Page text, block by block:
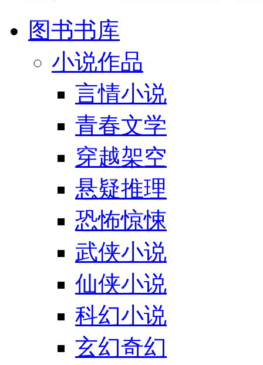
图书书库
小说作品
言情小说
青春文学
穿越架空
悬疑推理
恐怖惊悚
武侠小说
仙侠小说
科幻小说
玄幻奇幻